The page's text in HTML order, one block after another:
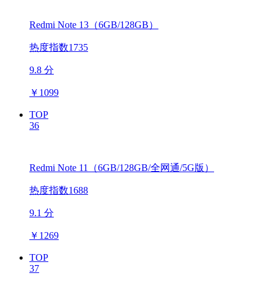
Redmi Note 13（6GB/128GB）
热度指数1735
9.8 分
￥ 1099
TOP
36
Redmi Note 11（6GB/128GB/全网通/5G版）
热度指数1688
9.1 分
￥ 1269
TOP
37